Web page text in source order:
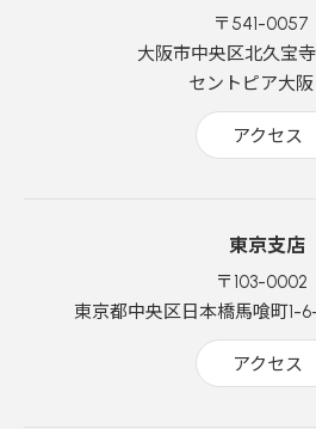
〒541-0057
大阪市中央区北久宝寺
セントピア大
アクセス
東京支店
〒103-0002
東京都中央区日本橋馬喰町1-
アクセス